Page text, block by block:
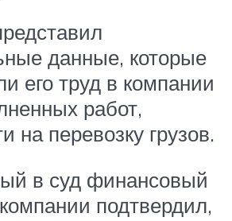
данные, которые
его труд в компании
работ,
на перевозку грузов.
в суд финансовый
подтвердил,